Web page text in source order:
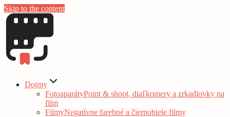
Skip to the content
Dojmy
FotoaparátyPoint & shoot, diaľkomery a zrkadlovky na
film
FilmyNegatívne farebné a čiernobiele filmy